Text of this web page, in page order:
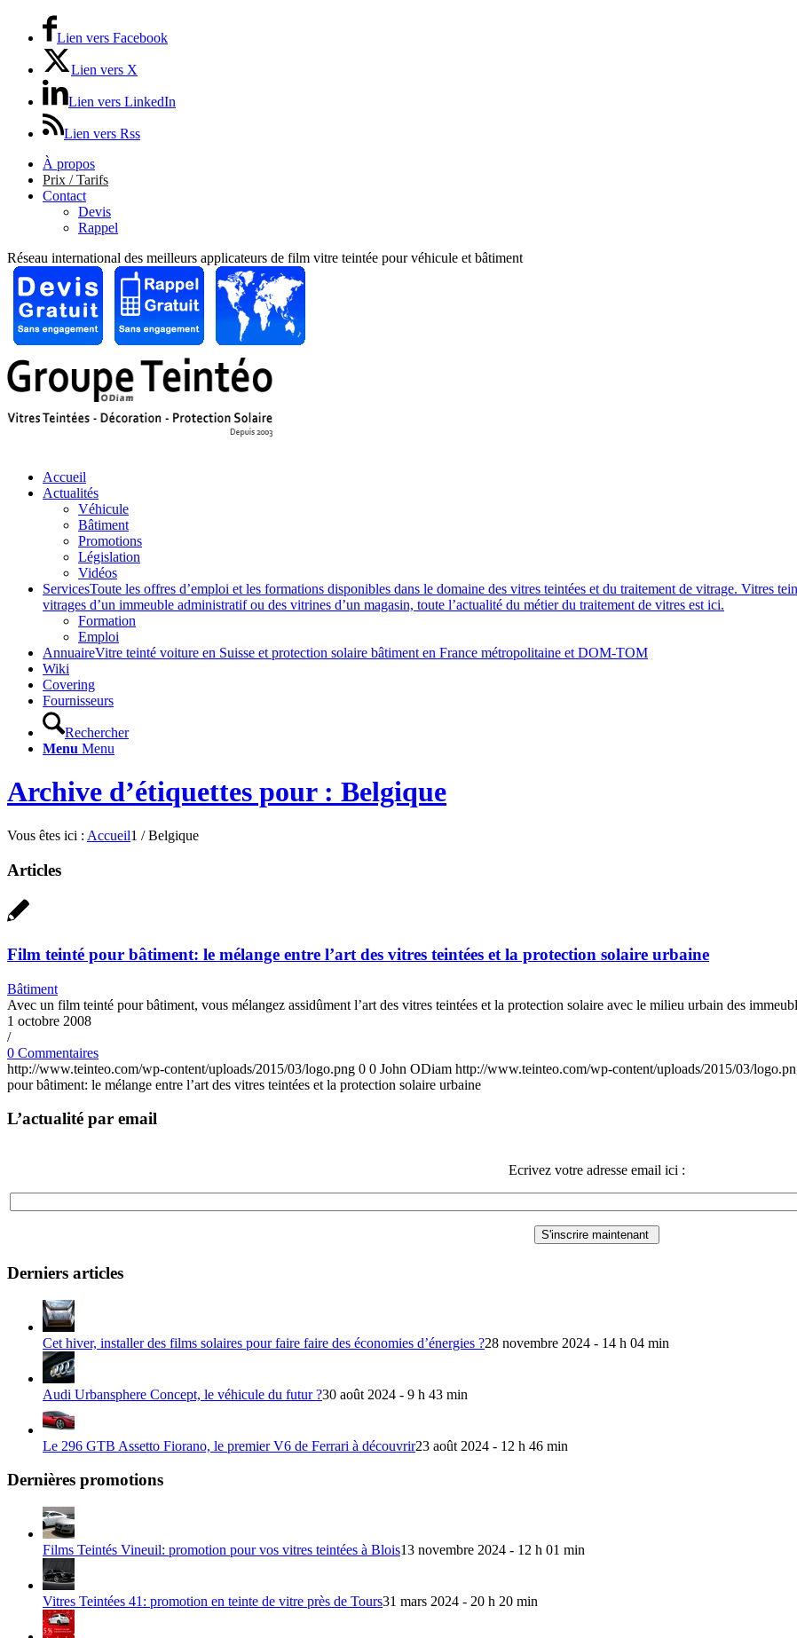
Lien vers Facebook
Lien vers X
Lien vers LinkedIn
Lien vers Rss
À propos
Prix / Tarifs
Contact
Devis
Rappel
Réseau international des meilleurs applicateurs de film vitre teintée pour véhicule et bâtiment
Accueil
Actualités
Véhicule
Bâtiment
Promotions
Législation
Vidéos
ServicesToute les offres d’emploi et les formations disponibles dans le domaine des vitres teintées et du traitement de vitrage. Vitres
vitrages d’un immeuble administratif ou des vitrines d’un magasin, toute l’actualité du métier du traitement de vitres est ici.
Formation
Emploi
AnnuaireVitre teinté voiture en Suisse et protection solaire bâtiment en France métropolitaine et DOM-TOM
Wiki
Covering
Fournisseurs
Rechercher
Menu Menu
Archive d’étiquettes pour : Belgique
Vous êtes ici : Accueil1 / Belgique
Articles
Film teinté pour bâtiment: le mélange entre l’art des vitres teintées et la protection solaire urbaine
Bâtiment
Avec un film teinté pour bâtiment, vous mélangez assidûment l’art des vitres teintées et la protection solaire avec le milieu urbain des
1 octobre 2008
/
0 Commentaires
http://www.teinteo.com/wp-content/uploads/2015/03/logo.png 0 0 John ODiam http://www.teinteo.com/wp-content/uploads/2015/03/
pour bâtiment: le mélange entre l’art des vitres teintées et la protection solaire urbaine
L’actualité par email
Ecrivez votre adresse email ici :
Derniers articles
Cet hiver, installer des films solaires pour faire faire des économies d’énergies ?28 novembre 2024 - 14 h 04 min
Audi Urbansphere Concept, le véhicule du futur ?30 août 2024 - 9 h 43 min
Le 296 GTB Assetto Fiorano, le premier V6 de Ferrari à découvrir23 août 2024 - 12 h 46 min
Dernières promotions
Films Teintés Vineuil: promotion pour vos vitres teintées à Blois13 novembre 2024 - 12 h 01 min
Vitres Teintées 41: promotion en teinte de vitre près de Tours31 mars 2024 - 20 h 20 min